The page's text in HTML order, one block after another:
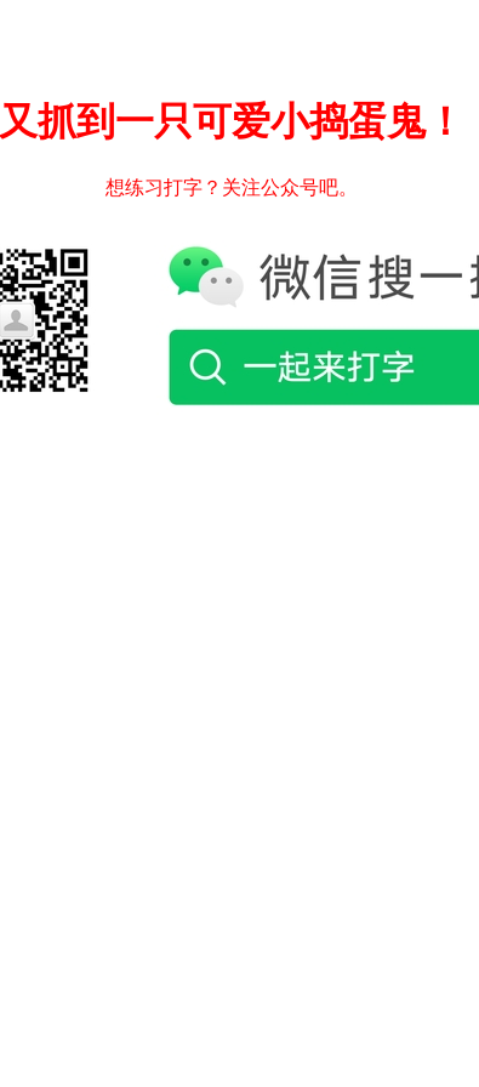
又抓到一只可爱小捣蛋鬼！
想练习打字？关注公众号吧。